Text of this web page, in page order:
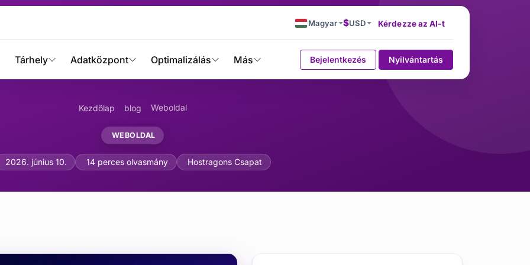
Magyar $USD Kérdezze az AI-t
Tárhely Adatközpont Optimalizálás Más Bejelentkezés Nyilvántartás
Kezdőlap blog Weboldal
WEBOLDAL
Gyorsítás: 10 Kritikus Tényező a Core Web
2026. június 10. 14 perces olvasmány Hostragons Csapat